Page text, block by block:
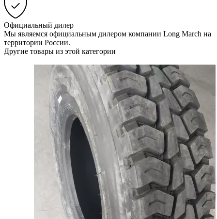
Официальный дилер
Мы являемся официальным дилером компании Long March на
территории России.
Другие товары из этой категории